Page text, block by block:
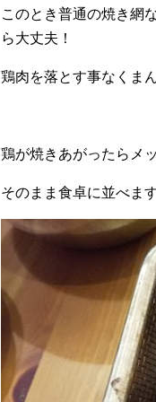
このとき普通の焼き網
ら大丈夫！
鶏肉を落とす事なくま
鶏が焼きあがったらメ
そのまま食卓に並べます